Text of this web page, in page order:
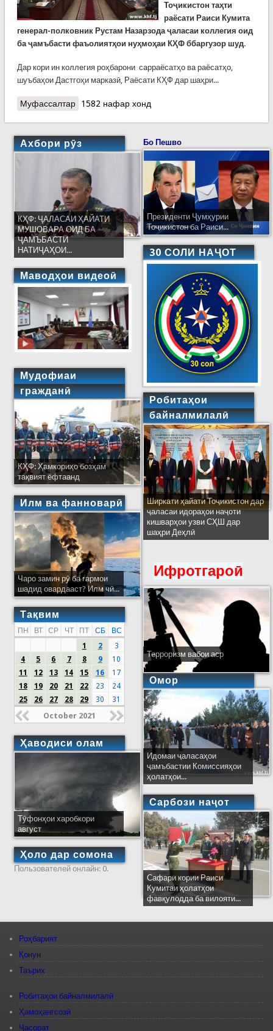
Тоҷикистон таҳти
раёсати Раиси Кумита
генерал-полковник Рустам Назарзода ҷаласаи коллегия оид
ба ҷамъбасти фаъолиятҳои нуҳмоҳаи КҲФ ббаргузор шуд.
Дар кори ин коллегия роҳбарони сарраёсатҳо ва раёсатҳо,
шуъбаҳои Дастгоҳи марказӣ, Раёсати КҲФ дар шаҳри...
Муфассалтаро Ҷамъбасти фаъолияти нуҳмоҳаи Кумитаи
1582 нафар хонд
Ахбори рӯз
КҲФ: ҶАЛАСАИ ҲАЙАТИ
МУШОВАРА ОИД БА
ҶАМЪБАСТИ
НАТИҶАҲОИ...
Маводҳои видеоӣ
Мудофиаи
гражданӣ
КҲФ: Ҳамкориҳо бозҳам
тақвият ёфтаанд
Илм ва фанноварӣ
Чаро замин рӯ ба гармои
шадид овардааст? Илм чӣ...
Тақвим
ПН ВТ СР ЧТ ПТ СБ
ВС
1
2
3
4
5 6 7 8 9
10
11
12 13 14 15 16
17
18
19 20 21 22 23
24
25
26 27 28 29 30 31
October 2021
Ҳаводиси олам
Тӯфонҳои харобкори
август
Ҳоло дар сомона
Пользователей онлайн: 0.
Бо Пешво
Президенти Ҷумҳурии
Тоҷикистон ба Раиси...
30 СОЛИ НАҶОТ
Робитаҳои
байналмилалӣ
Ширкати ҳайати Тоҷикистон дар
ҷаласаи идораҳои наҷоти
кишварҳои узви СҲШ дар
шаҳри Деҳлӣ
Ифротгароӣ
Терроризм вабои аср
Омор
Идомаи ҷаласаҳои
ҷамъбастии Комиссияҳои
ҳолатҳои...
Сарбози наҷот
Сафари кории Раиси
Кумитаи ҳолатҳои
фавқулодда ба вилояти...
Роҳбарият
Қонун
Таърих
Робитаҳои байналмилалӣ
Ҳамоҳангсозӣ
Ҷасорат